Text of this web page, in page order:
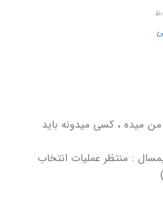
میده ، کسی میدونه باید
: منتظر عملیات انتخاب